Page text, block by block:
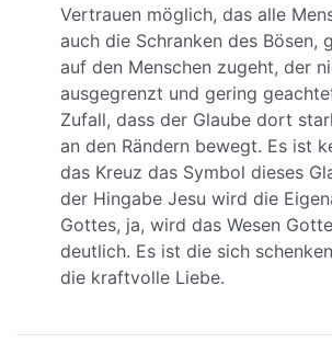
Vertrauen möglich, das alle
auch die Schranken des Bösen,
auf den Menschen zugeht, der
ausgegrenzt und gering
Zufall, dass der Glaube dort
an den Rändern bewegt. Es ist
das Kreuz das Symbol dieses
der Hingabe Jesu wird die
Gottes, ja, wird das Wesen
deutlich. Es ist die sich
die kraftvolle Liebe.